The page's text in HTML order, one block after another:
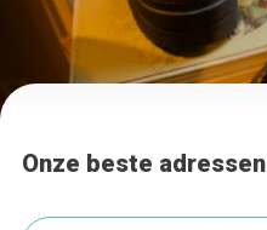
Onze beste adressen